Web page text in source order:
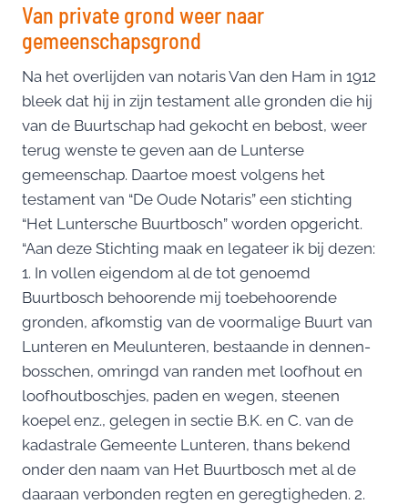
Van private grond weer naar
gemeenschapsgrond
Na het overlijden van notaris Van den Ham in 1912
bleek dat hij in zijn testament alle gronden die hij
van de Buurtschap had gekocht en bebost, weer
terug wenste te geven aan de Lunterse
gemeenschap. Daartoe moest volgens het
testament van “De Oude Notaris” een stichting
“Het Luntersche Buurtbosch” worden opgericht.
“Aan deze Stichting maak en legateer ik bij dezen:
1. In vollen eigendom al de tot genoemd
Buurtbosch behoorende mij toebehoorende
gronden, afkomstig van de voormalige Buurt van
Lunteren en Meulunteren, bestaande in dennen-
bosschen, omringd van randen met loofhout en
loofhoutboschjes, paden en wegen, steenen
koepel enz., gelegen in sectie B.K. en C. van de
kadastrale Gemeente Lunteren, thans bekend
onder den naam van Het Buurtbosch met al de
daaraan verbonden regten en geregtigheden. 2.